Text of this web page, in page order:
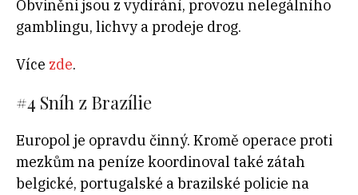
Obviněni jsou z vydírání, provozu nelegálního
gamblingu, lichvy a prodeje drog.
Více zde.
#4 Sníh z Brazílie
Europol je opravdu činný. Kromě operace proti
mezkům na peníze koordinoval také zátah
belgické, portugalské a brazilské policie na